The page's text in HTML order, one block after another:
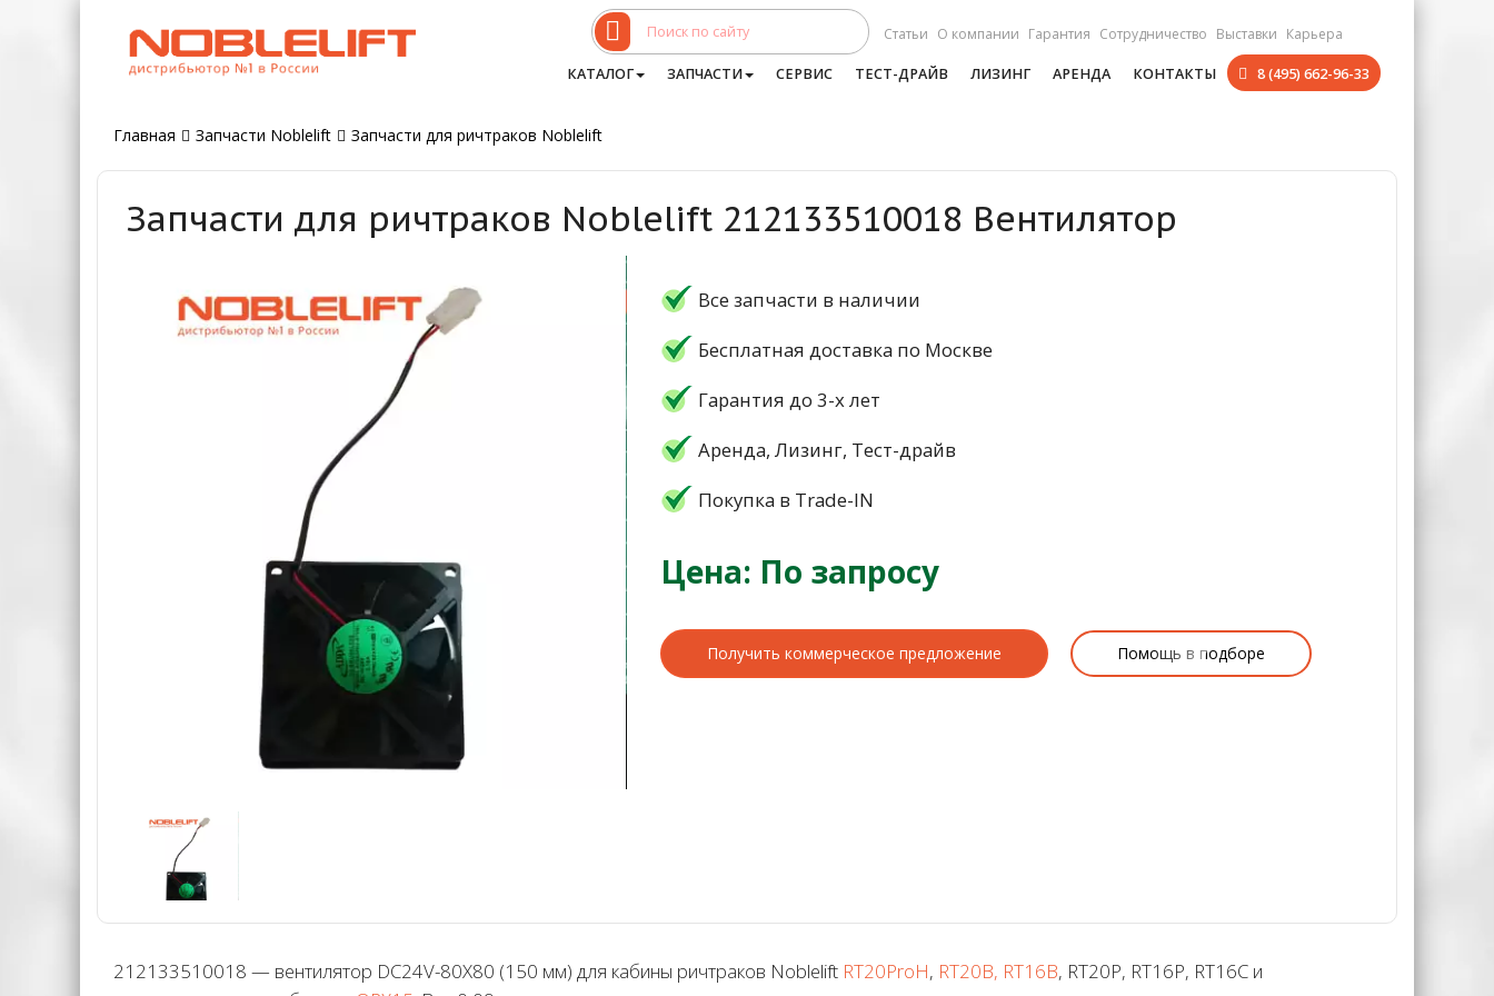
Статьи О компании Гарантия Сотрудничество Выставки Карьера
КАТАЛОГ ЗАПЧАСТИ СЕРВИС ТЕСТ-ДРАЙВ ЛИЗИНГ АРЕНДА КОНТАКТЫ 8 (495) 662-96-33
Главная Запчасти Noblelift Запчасти для ричтраков Noblelift
Запчасти для ричтраков Noblelift 212133510018 Вентилятор
Все запчасти в наличии
Бесплатная доставка по Москве
Гарантия до 3-х лет
Аренда, Лизинг, Тест-драйв
Покупка в Trade-IN
Цена: По запросу
Получить коммерческое предложение Помощь в подборе
212133510018 — вентилятор DC24V-80X80 (150 мм) для кабины ричтраков Noblelift RT20ProH, RT20B, RT16B, RT20P, RT16P, RT16C и